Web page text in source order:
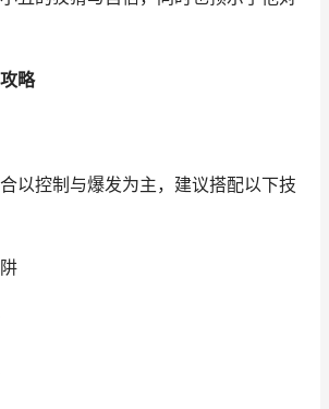
略
以控制与爆发为主，建议搭配以下技